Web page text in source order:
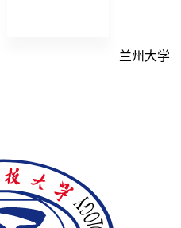
兰州大学